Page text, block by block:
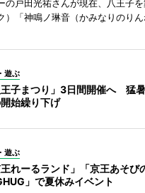
の戸田光祐さんが現在、八王子
）「神鳴ノ琳音（かみなりのり
遊ぶ
王子まつり」3日間開催へ 猛
始繰り下げ
遊ぶ
王れーるランド」「京王あそび
」で夏休みイベント